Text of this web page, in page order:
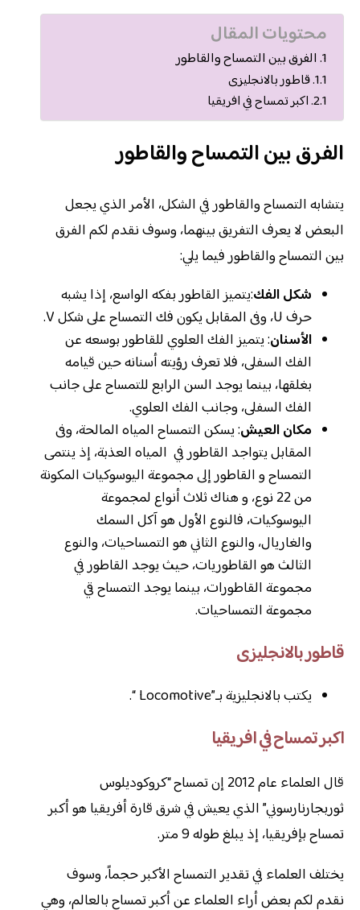
محتويات المقال
الفرق بين التمساح والقاطور
قاطور بالانجليزى
اكبر تمساح في افريقيا
الفرق بين التمساح والقاطور
يتشابه التمساح والقاطور في الشكل، الأمر الذي يجعل
البعض لا يعرف التفريق بينهما، وسوف نقدم لكم الفرق
بين التمساح والقاطور فيما يلي:
شكل الفك:يتميز القاطور بفكه الواسع، إذا يشبه
حرف U، وفى المقابل يكون فك التمساح على شكل V.
الأسنان: يتميز الفك العلوي للقاطور بوسعه عن
الفك السفلى، فلا تعرف رؤيته أسنانه حين قيامه
بغلقها، بينما يوجد السن الرابع للتمساح على جانب
الفك السفلى، وجانب الفك العلوي.
مكان العيش: يسكن التمساح المياه المالحة، وفى
المقابل يتواجد القاطور في المياه العذبة، إذ ينتمى
التمساح و القاطور إلى مجموعة اليوسوكيات المكونة
من 22 نوع، و هناك ثلاث أنواع لمجموعة
اليوسوكيات، فالنوع الأول هو آكل السمك
والغاريال، والنوع الثاني هو التمساحيات، والنوع
الثالث هو القاطوريات، حيث يوجد القاطور في
مجموعة القاطورات، بينما يوجد التمساح قي
مجموعة التمساحيات.
قاطور بالانجليزى
يكتب بالانجليزية بـ”Locomotive “.
اكبر تمساح في افريقيا
قال العلماء عام 2012 إن تمساح “كروكوديلوس
ثوربجارنارسوني” الذي يعيش في شرق قارة أفريقيا هو أكبر
تمساح بإفريقيا، إذ يبلغ طوله 9 متر.
يختلف العلماء في تقدير التمساح الأكبر حجماً، وسوف
نقدم لكم بعض أراء العلماء عن أكبر تمساح بالعالم، وهي